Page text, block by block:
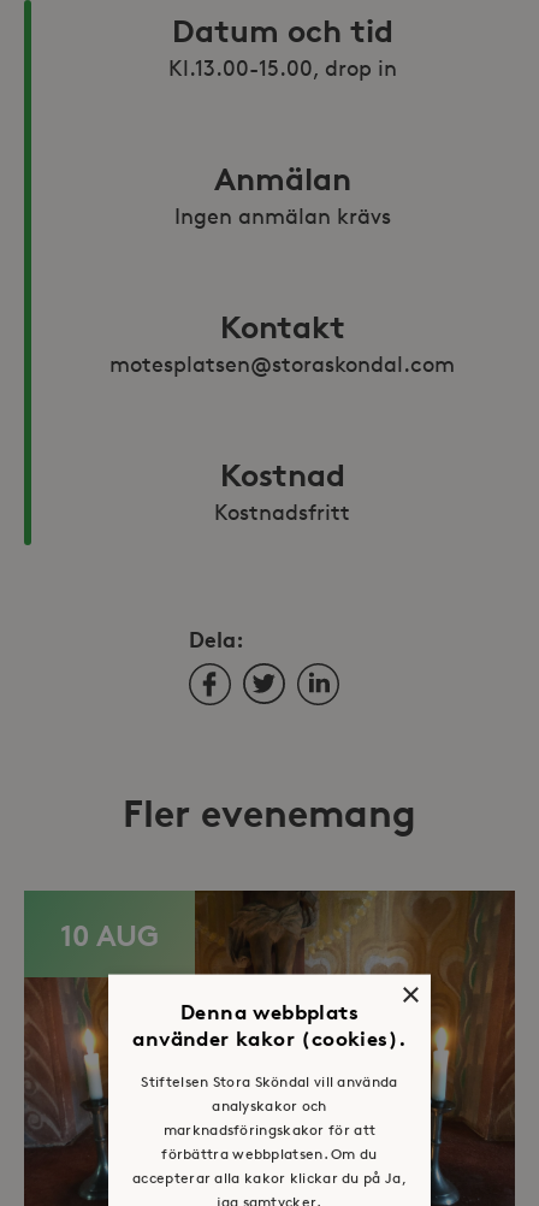
Datum och tid
Anmälan
Ingen anmälan krävs
Kontakt
motesplatsen@storaskondal.com
Kostnad
Kostnadsfritt
Dela:
FacebookTwitterLinkedIn
Fler evenemang
10 AUG
×
Denna webbplats
använder kakor (cookies).
Stiftelsen Stora Sköndal vill använda
analyskakor och
marknadsföringskakor för att
förbättra webbplatsen. Om du
accepterar alla kakor klickar du på Ja,
jag samtycker.